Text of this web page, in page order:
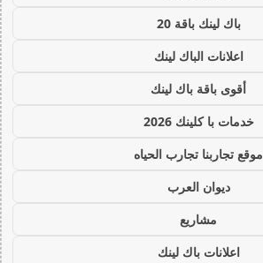
باك لينك باقة 20
اعلانات الباك لينك
أقوى باقة باك لينك
خدمات با كلينك 2026
موقع تجاربنا تجارب الحياه
ديوان العرب
مشاريع
اعلانات باك لينك